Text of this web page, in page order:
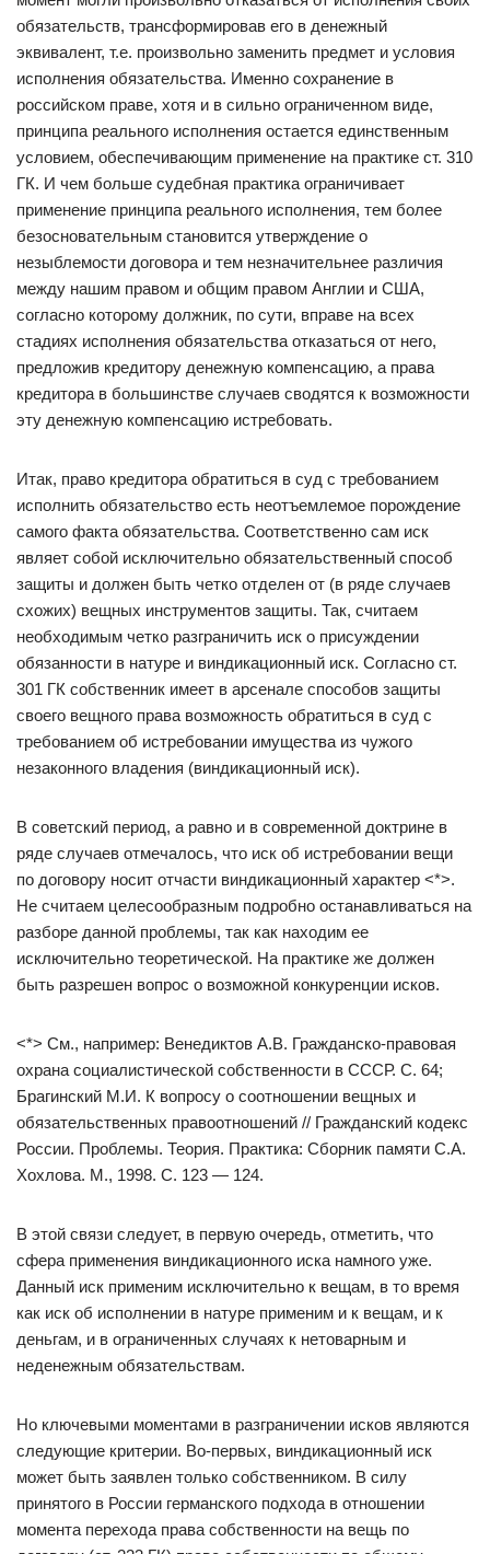
обязательств, трансформировав его в денежный
эквивалент, т.е. произвольно заменить предмет и условия
исполнения обязательства. Именно сохранение в
российском праве, хотя и в сильно ограниченном виде,
принципа реального исполнения остается единственным
условием, обеспечивающим применение на практике ст. 310
ГК. И чем больше судебная практика ограничивает
применение принципа реального исполнения, тем более
безосновательным становится утверждение о
незыблемости договора и тем незначительнее различия
между нашим правом и общим правом Англии и США,
согласно которому должник, по сути, вправе на всех
стадиях исполнения обязательства отказаться от него,
предложив кредитору денежную компенсацию, а права
кредитора в большинстве случаев сводятся к возможности
эту денежную компенсацию истребовать.
Итак, право кредитора обратиться в суд с требованием
исполнить обязательство есть неотъемлемое порождение
самого факта обязательства. Соответственно сам иск
являет собой исключительно обязательственный способ
защиты и должен быть четко отделен от (в ряде случаев
схожих) вещных инструментов защиты. Так, считаем
необходимым четко разграничить иск о присуждении
обязанности в натуре и виндикационный иск. Согласно ст.
301 ГК собственник имеет в арсенале способов защиты
своего вещного права возможность обратиться в суд с
требованием об истребовании имущества из чужого
незаконного владения (виндикационный иск).
В советский период, а равно и в современной доктрине в
ряде случаев отмечалось, что иск об истребовании вещи
по договору носит отчасти виндикационный характер <*>.
Не считаем целесообразным подробно останавливаться на
разборе данной проблемы, так как находим ее
исключительно теоретической. На практике же должен
быть разрешен вопрос о возможной конкуренции исков.
<*> См., например: Венедиктов А.В. Гражданско-правовая
охрана социалистической собственности в СССР. С. 64;
Брагинский М.И. К вопросу о соотношении вещных и
обязательственных правоотношений // Гражданский кодекс
России. Проблемы. Теория. Практика: Сборник памяти С.А.
Хохлова. М., 1998. С. 123 — 124.
В этой связи следует, в первую очередь, отметить, что
сфера применения виндикационного иска намного уже.
Данный иск применим исключительно к вещам, в то время
как иск об исполнении в натуре применим и к вещам, и к
деньгам, и в ограниченных случаях к нетоварным и
неденежным обязательствам.
Но ключевыми моментами в разграничении исков являются
следующие критерии. Во-первых, виндикационный иск
может быть заявлен только собственником. В силу
принятого в России германского подхода в отношении
момента перехода права собственности на вещь по